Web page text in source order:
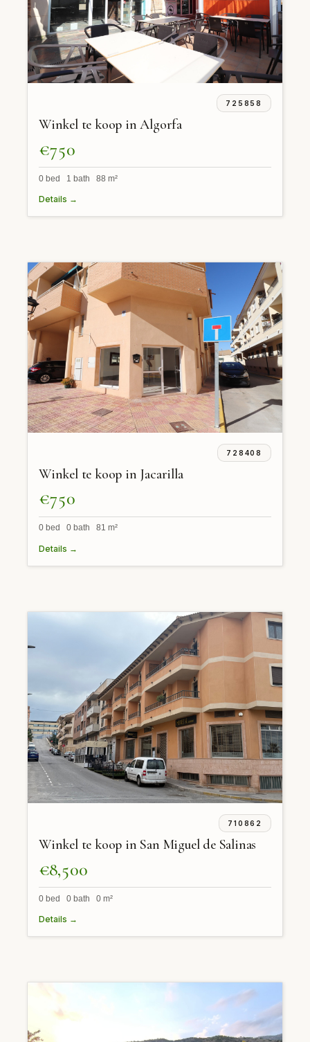
725858
Winkel te koop in Algorfa
€750
0 bed 1 bath 88 m²
Details →
728408
Winkel te koop in Jacarilla
€750
0 bed 0 bath 81 m²
Details →
710862
Winkel te koop in San Miguel de Salinas
€8,500
0 bed 0 bath 0 m²
Details →